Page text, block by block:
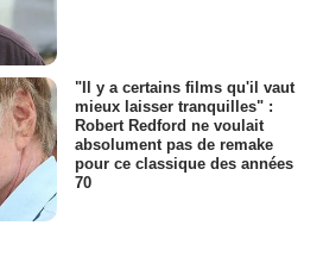
"Il y a certains films qu'il vaut
mieux laisser tranquilles" :
Robert Redford ne voulait
absolument pas de remake
pour ce classique des années
70